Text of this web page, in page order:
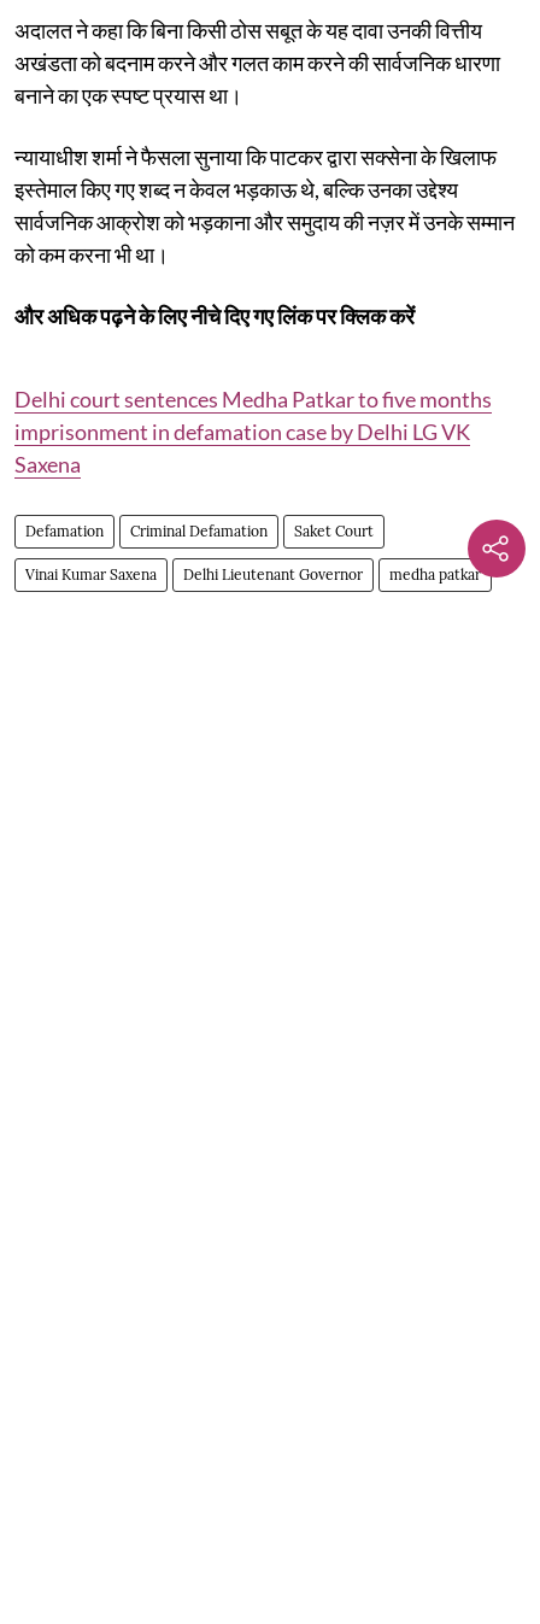
अदालत ने कहा कि बिना किसी ठोस सबूत के यह दावा उनकी वित्तीय
अखंडता को बदनाम करने और गलत काम करने की सार्वजनिक धारणा
बनाने का एक स्पष्ट प्रयास था।
न्यायाधीश शर्मा ने फैसला सुनाया कि पाटकर द्वारा सक्सेना के खिलाफ
इस्तेमाल किए गए शब्द न केवल भड़काऊ थे, बल्कि उनका उद्देश्य
सार्वजनिक आक्रोश को भड़काना और समुदाय की नज़र में उनके सम्मान
को कम करना भी था।
और अधिक पढ़ने के लिए नीचे दिए गए लिंक पर क्लिक करें
Delhi court sentences Medha Patkar to five months
imprisonment in defamation case by Delhi LG VK
Saxena
Defamation Criminal Defamation Saket Court
Vinai Kumar Saxena Delhi Lieutenant Governor medha patkar